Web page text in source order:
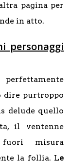
pagina per
in atto.
personaggi
dire purtroppo
delude quello
il ventenne
misura
la follia. Le